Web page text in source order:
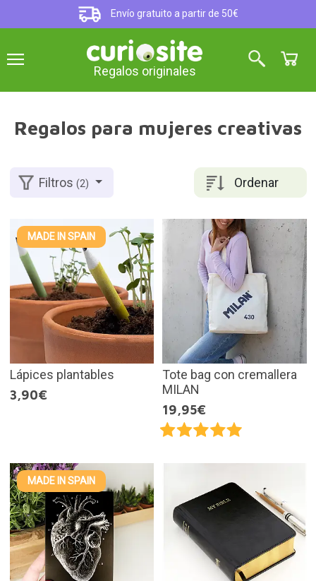
Envío gratuito a partir de 50€
Regalos originales
Regalos para mujeres creativas
Ordenar
Filtros(2)
MADE IN SPAIN
Lápices plantables
3,90€
Tote bag con cremallera
MILAN
19,95€
MADE IN SPAIN